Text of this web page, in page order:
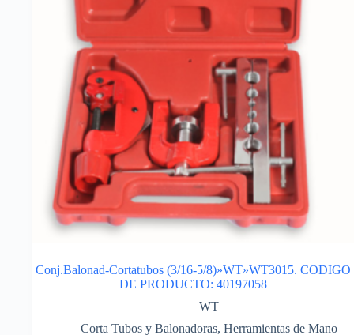
Conj.Balonad-Cortatubos (3/16-5/8)»WT»WT3015. CODIGO
DE PRODUCTO: 40197058
WT
Corta Tubos y Balonadoras, Herramientas de Mano